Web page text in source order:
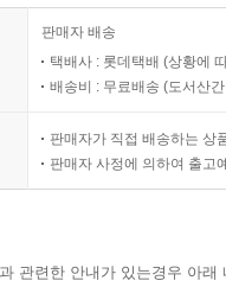
판매자 배송
택배사 : 롯데택배 (상황에
배송비 : 무료배송 (도서산
판매자가 직접 배송하는 상
판매자 사정에 의하여 출고
관련한 안내가 있는경우 아